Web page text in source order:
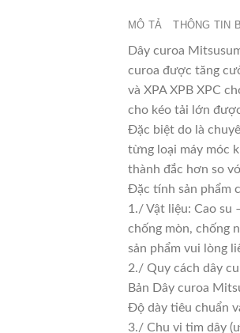
MÔ TẢ THÔNG TIN
Dây curoa
curoa được tăng
và XPA XPB XPC
cho kéo tải lớn
Đặc biệt do là
từng loại máy móc
thành đắc hơn so
Đặc tính sản phẩm
1./ Vật liệu: Cao su
chống mòn, chống
sản phẩm vui lòng
2./ Quy cách dây
Bản Dây curoa
Độ dày tiêu chuẩn
3./ Chu vi tim dây